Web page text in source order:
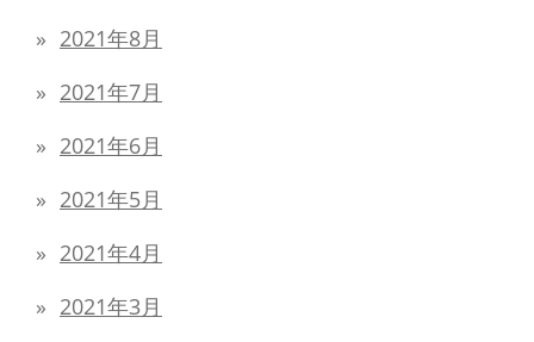
2021年8月
2021年7月
2021年6月
2021年5月
2021年4月
2021年3月